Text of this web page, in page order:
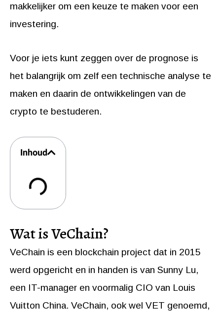
makkelijker om een keuze te maken voor een
investering.
Voor je iets kunt zeggen over de prognose is
het balangrijk om zelf een technische analyse te
maken en daarin de ontwikkelingen van de
crypto te bestuderen.
Inhoud
Wat is VeChain?
VeChain is een blockchain project dat in 2015
werd opgericht en in handen is van Sunny Lu,
een IT-manager en voormalig CIO van Louis
Vuitton China. VeChain, ook wel VET genoemd,